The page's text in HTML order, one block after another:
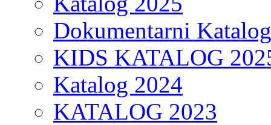
Dokumentarni Katalog
KIDS KATALOG
Katalog 2024
KATALOG 2023